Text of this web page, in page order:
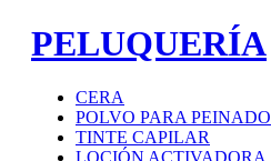
PELUQUERÍA
CERA
POLVO PARA PEINADO
TINTE CAPILAR
LOCIÓN ACTIVADORA